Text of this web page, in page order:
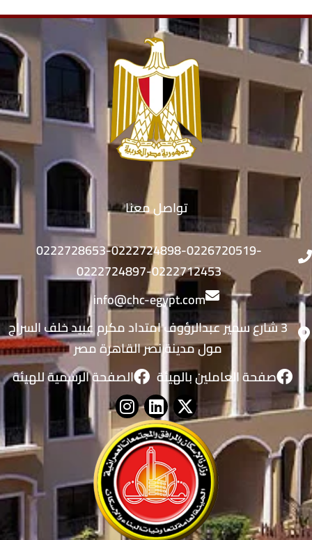
تواصل معنا
0222728653-0222724898-0226720519-
0222724897-0222712453
info@chc-egypt.com
3 شارع سمير عبدالرؤوف امتداد مكرم عبيد خلف السراج
مول مدينة نصر القاهرة مصر
صفحة العاملين بالهيئة
الصفحة الرسمية للهيئة